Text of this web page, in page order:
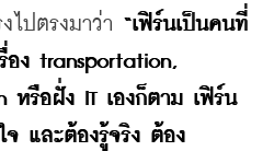
ปตรงมาว่า “เฟิร์นเป็นคนที่
อง transportation,
หรือฝั่ง IT เองก็ตาม เฟิร์น
จ และต้องรู้จริง ต้อง